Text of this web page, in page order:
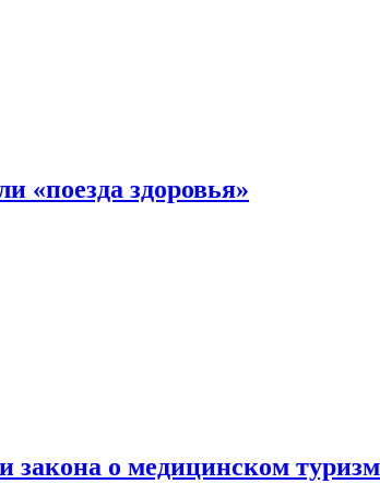
«поезда здоровья»
закона о медицинском